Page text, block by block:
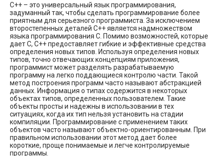
С++ – это универсальный язык программирования,
задуманный так, чтобы сделать программирование более
приятным для серьезного программиста. За исключением
второстепенных деталей С++ является надмножеством
языка программирования C. Помимо возможностей, которые
дает C, С++ предоставляет гибкие и эффективные средства
определения новых типов. Используя определения новых
типов, точно отвечающих концепциям приложения,
программист может разделять разрабатываемую
программу на легко поддающиеся контролю части. Такой
метод построения программ часто называют абстракцией
данных. Информация о типах содержится в некоторых
объектах типов, определенных пользователем. Такие
объекты просты и надежны в использовании в тех
ситуациях, когда их тип нельзя установить на стадии
компиляции. Программирование с применением таких
объектов часто называют объектно-ориентированным. При
правильном использовании этот метод дает более
короткие, проще понимаемые и легче контролируемые
программы.